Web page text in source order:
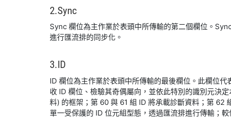
2.Sync
Sync 欄位為主作業於表頭中所傳輸的第二個欄位。
進行匯流排的同步化。
3.ID
ID 欄位為主作業於表頭中所傳輸的最後欄位。此欄位
收 ID 欄位、檢驗其奇偶屬向，並依此特別的識別元決
料) 的框架；第 60 與 61 組 ID 將承載診斷資料；第
單一受保護的 ID 位元組型態，透過匯流排進行傳輸；